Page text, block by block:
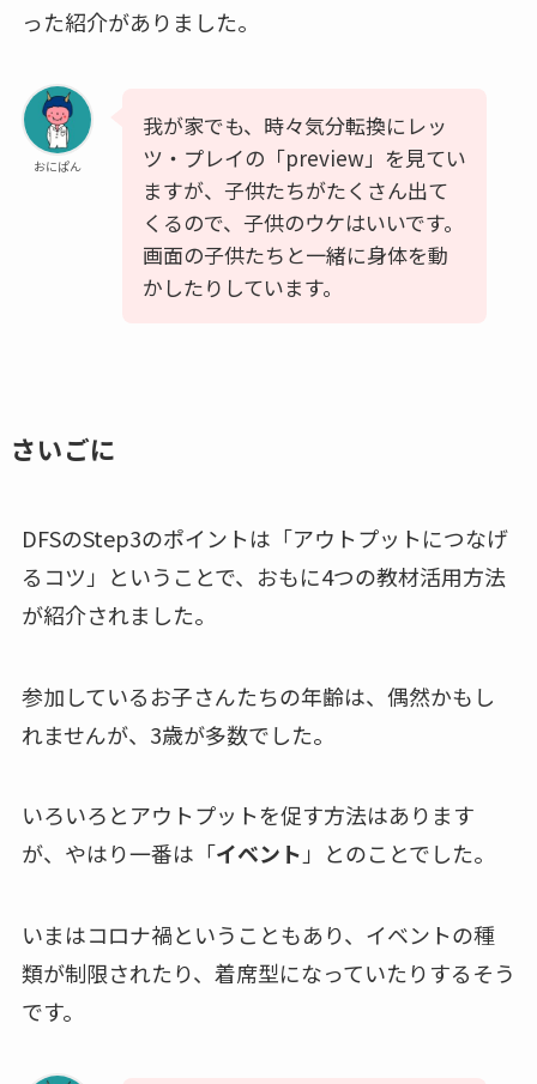
った紹介がありました。
おにぱん
我が家でも、時々気分転換にレッ
ツ・プレイの「preview」を見てい
ますが、子供たちがたくさん出て
くるので、子供のウケはいいです。
画面の子供たちと一緒に身体を動
かしたりしています。
さいごに
DFSのStep3のポイントは「アウトプットにつなげ
るコツ 」ということで、おもに4つの教材活用方法
が紹介されました。
参加しているお子さんたちの年齢は、偶然かもし
れませんが、3歳が多数でした。
いろいろとアウトプットを促す方法はあります
が、やはり一番は「イベント」とのことでした。
いまはコロナ禍ということもあり、イベントの種
類が制限されたり、着席型になっていたりするそう
です。